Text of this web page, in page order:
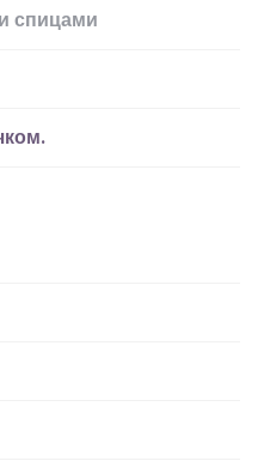
спицами